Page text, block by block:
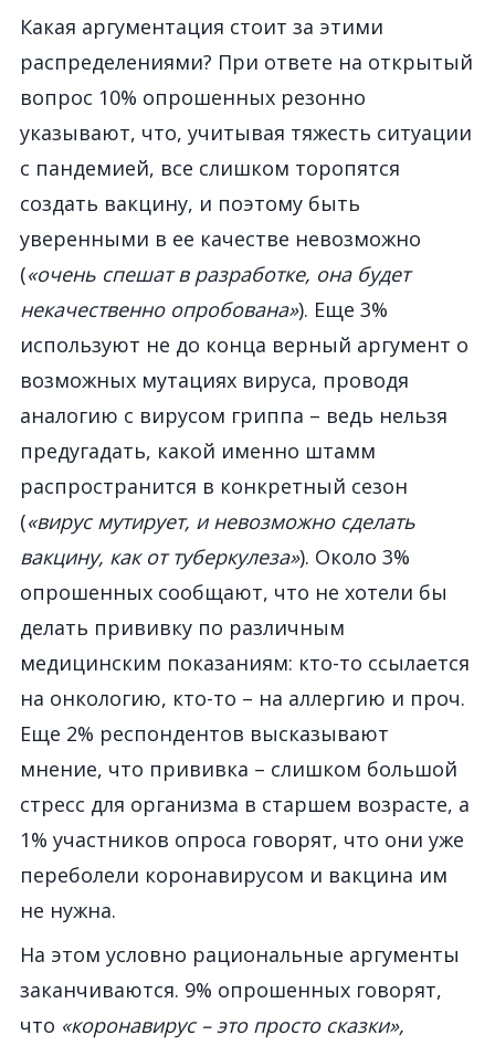
Какая аргументация стоит за этими
распределениями? При ответе на открытый
вопрос 10% опрошенных резонно
указывают, что, учитывая тяжесть ситуации
с пандемией, все слишком торопятся
создать вакцину, и поэтому быть
уверенными в ее качестве невозможно
(«очень спешат в разработке, она будет
некачественно опробована»). Еще 3%
используют не до конца верный аргумент о
возможных мутациях вируса, проводя
аналогию с вирусом гриппа – ведь нельзя
предугадать, какой именно штамм
распространится в конкретный сезон
(«вирус мутирует, и невозможно сделать
вакцину, как от туберкулеза»). Около 3%
опрошенных сообщают, что не хотели бы
делать прививку по различным
медицинским показаниям: кто-то ссылается
на онкологию, кто-то – на аллергию и проч.
Еще 2% респондентов высказывают
мнение, что прививка – слишком большой
стресс для организма в старшем возрасте, а
1% участников опроса говорят, что они уже
переболели коронавирусом и вакцина им
не нужна.
На этом условно рациональные аргументы
заканчиваются. 9% опрошенных говорят,
что «коронавирус – это просто сказки»,